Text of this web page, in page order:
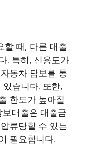
할 때, 다른 대출
. 특히, 신용도가
동차 담보를 통
습니다. 또한,
한도가 높아질
대출은 대출금
류당할 수 있는
필요합니다.